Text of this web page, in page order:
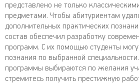
представлено не только
предметами. Чтобы абитуриентам
дополнительных практических
состав обеспечил разработку
программ. С их помощью студенты
познания по выбранной
программы выбираются по желания
стремитесь получить престижную